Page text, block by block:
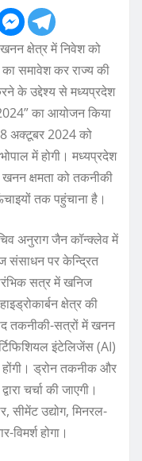
क्षेत्र में निवेश को
समावेश कर राज्य की
के उद्देश्य से मध्यप्रदेश
2024” का आयोजन किया
अक्टूबर 2024 को
में होगी। मध्यप्रदेश
खनन क्षमता को तकनीकी
तक पहुंचाना है।
अनुराग जैन कॉन्क्लेव में
संसाधन पर केन्द्रित
सत्र में खनिज
क्षेत्र की
तकनीकी-सत्रों में खनन
इंटेलिजेंस (AI)
होंगी। ड्रोन तकनीक और
चर्चा की जाएगी।
सीमेंट उद्योग, मिनरल-
होगा।